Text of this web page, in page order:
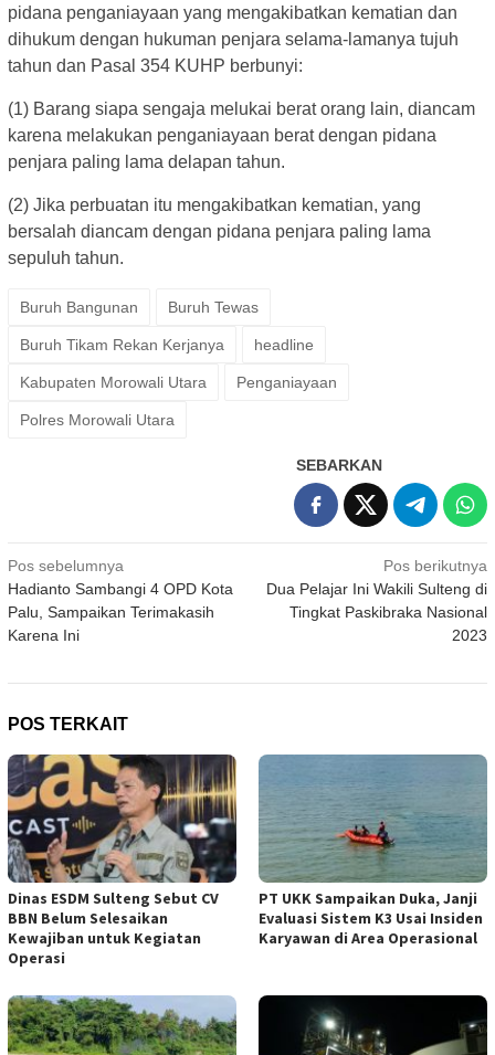
pidana penganiayaan yang mengakibatkan kematian dan
dihukum dengan hukuman penjara selama-lamanya tujuh
tahun dan Pasal 354 KUHP berbunyi:
(1) Barang siapa sengaja melukai berat orang lain, diancam
karena melakukan penganiayaan berat dengan pidana
penjara paling lama delapan tahun.
(2) Jika perbuatan itu mengakibatkan kematian, yang
bersalah diancam dengan pidana penjara paling lama
sepuluh tahun.
Buruh Bangunan Buruh Tewas
Buruh Tikam Rekan Kerjanya headline
Kabupaten Morowali Utara Penganiayaan
Polres Morowali Utara
SEBARKAN
Navigasi
pos
Pos sebelumnya
Hadianto Sambangi 4 OPD Kota
Palu, Sampaikan Terimakasih
Karena Ini
Pos berikutnya
Dua Pelajar Ini Wakili Sulteng di
Tingkat Paskibraka Nasional
2023
POS TERKAIT
Dinas ESDM Sulteng Sebut CV
BBN Belum Selesaikan
Kewajiban untuk Kegiatan
Operasi
PT UKK Sampaikan Duka, Janji
Evaluasi Sistem K3 Usai Insiden
Karyawan di Area Operasional